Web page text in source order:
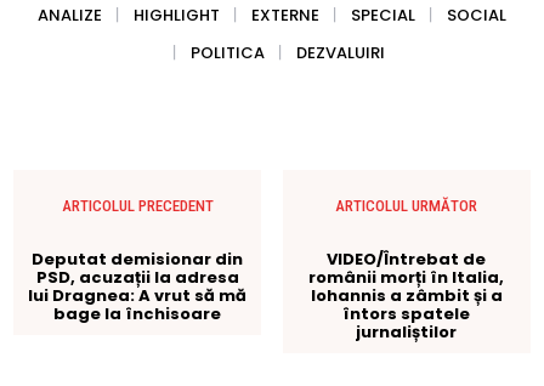
ANALIZE HIGHLIGHT EXTERNE SPECIAL
SOCIAL
POLITICA
DEZVALUIRI
ARTICOLUL PRECEDENT
Deputat demisionar din
PSD, acuzații la adresa
lui Dragnea: A vrut să mă
bage la închisoare
ARTICOLUL URMĂTOR
VIDEO/Întrebat de
românii morți în Italia,
Iohannis a zâmbit și a
întors spatele
jurnaliștilor